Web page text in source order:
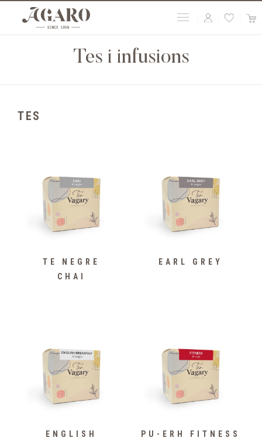
Tes i infusions
TES
TE NEGRE
CHAI
EARL GREY
ENGLISH
PU-ERH FITNESS